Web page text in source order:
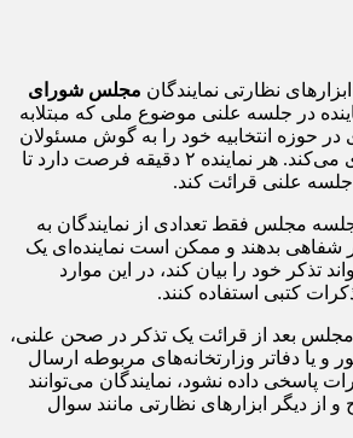
نظارتی نمایندگان مجلس شورای
در جلسه علنی موضوع ملی که مبتلابه
حوزه انتخابیه خود را به گوش مسئولان
اجرایی رسانده و پیگیری می‌کند. هر نماینده‌ ۲ دقیقه فرصت دارد تا
علنی قرائت کند.
مجلس فقط تعدادی از نمایندگان به
شفاهی بدهند و ممکن است نماینده‌ای یک
تذکر خود را بیان کند، در این موارد
کتبی استفاده کنند.
بعد از قرائت یک تذکر در صحن علنی،
و یا دفاتر وزارتخانه‌های مربوطه ارسال
پاسخی داده نشود، نمایندگان می‌توانند
از دیگر ابزارهای نظارتی مانند سوال